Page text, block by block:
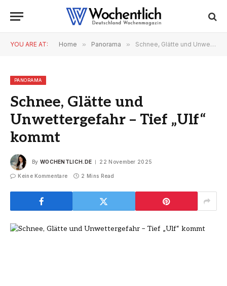
YOU ARE AT: Home » Panorama » Schnee, Glätte und Unwettergefahr – Tief „Ulf“ kommt
PANORAMA
Schnee, Glätte und
Unwettergefahr – Tief „Ulf“
kommt
By WOCHENTLICH.DE 22 November 2025
Keine Kommentare 2 Mins Read